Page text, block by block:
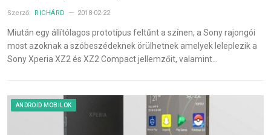
Szerző: RICHÁRD 2018-02-22
Miután egy állítólagos prototípus feltűnt a színen, a Sony rajongói
most azoknak a szóbeszédeknek örülhetnek amelyek leleplezik a
Sony Xperia XZ2 és XZ2 Compact jellemzőit, valamint…
ANDROID MOBILOK